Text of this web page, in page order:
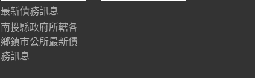
最新債務訊息
南投縣政府所轄各
鄉鎮市公所最新債
務訊息